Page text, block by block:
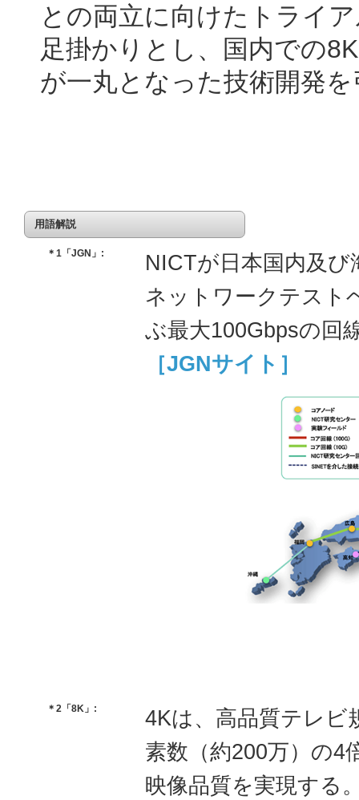
との両立に向けたトライ
足掛かりとし、国内での
が一丸となった技術開発
用語解説
＊1「JGN」:
NICTが日本国内及
ネットワークテスト
ぶ最大100Gbpsの回
［JGNサイト］
＊2「8K」:
4Kは、高品質テレビ
素数（約200万）の4
映像品質を実現する